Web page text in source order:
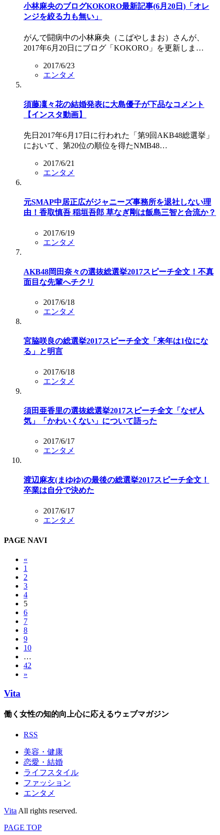
小林麻央のブログKOKORO最新記事(6月20日)「オレ
ンジを絞る力も無い」
がんで闘病中の小林麻央（こばやしまお）さんが、
2017年6月20日にブログ「KOKORO」を更新しま…
2017/6/23
エンタメ
須藤凜々花の結婚発表に大島優子が下品なコメント
【インスタ動画】
先日2017年6月17日に行われた「第9回AKB48総選挙」
において、第20位の順位を得たNMB48…
2017/6/21
エンタメ
元SMAP中居正広がジャニーズ事務所を退社しない理
由！香取慎吾 稲垣吾郎 草なぎ剛は飯島三智と合流か？
2017/6/19
エンタメ
AKB48岡田奈々の選抜総選挙2017スピーチ全文！不真
面目な先輩へチクリ
2017/6/18
エンタメ
宮脇咲良の総選挙2017スピーチ全文「来年は1位にな
る」と明言
2017/6/18
エンタメ
須田亜香里の選抜総選挙2017スピーチ全文「なぜ人
気」「かわいくない」について語った
2017/6/17
エンタメ
渡辺麻友(まゆゆ)の最後の総選挙2017スピーチ全文！
卒業は自分で決めた
2017/6/17
エンタメ
PAGE NAVI
«
1
2
3
4
5
6
7
8
9
10
…
42
»
Vita
働く女性の知的向上心に応えるウェブマガジン
RSS
美容・健康
恋愛・結婚
ライフスタイル
ファッション
エンタメ
Vita All rights reserved.
PAGE TOP